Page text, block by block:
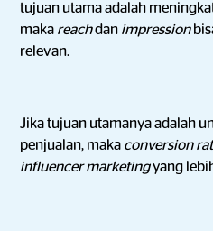
tujuan utama adalah
maka reachdan impression
relevan.
Jika tujuan utamanya adalah
penjualan, maka conversion
influencer marketingyang